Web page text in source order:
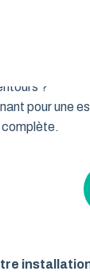
et vous
de la région
?
pour une
complète.